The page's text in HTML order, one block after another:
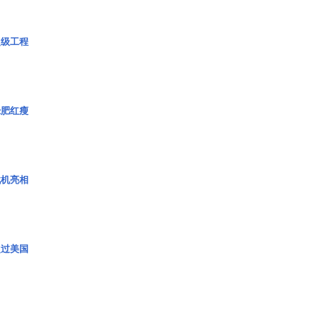
工程
红瘦
亮相
美国